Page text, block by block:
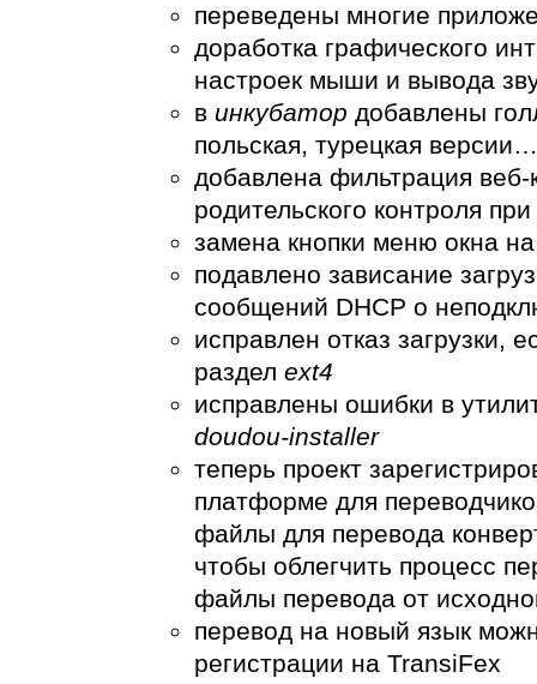
переведены многие
доработка графического
настроек мыши и вывода
в инкубатор добавлены
польская, турецкая версии…
добавлена фильтрация веб-
родительского контроля
замена кнопки меню окна на
подавлено зависание
сообщений DHCP о
исправлен отказ загрузки,
раздел ext4
исправлены ошибки в
doudou-installer
теперь проект
платформе для
файлы для перевода
чтобы облегчить процесс
файлы перевода от
перевод на новый язык
регистрации на TransiFex